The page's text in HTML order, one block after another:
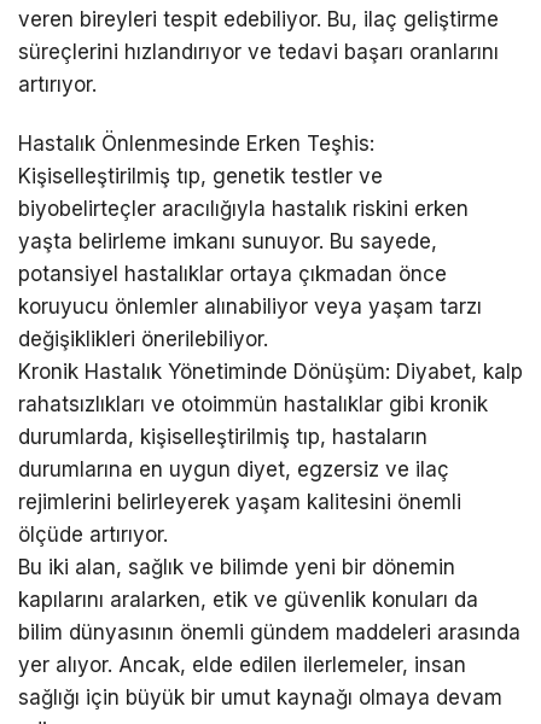
veren bireyleri tespit edebiliyor. Bu, ilaç geliştirme
süreçlerini hızlandırıyor ve tedavi başarı oranlarını
artırıyor.
Hastalık Önlenmesinde Erken Teşhis:
Kişiselleştirilmiş tıp, genetik testler ve
biyobelirteçler aracılığıyla hastalık riskini erken
yaşta belirleme imkanı sunuyor. Bu sayede,
potansiyel hastalıklar ortaya çıkmadan önce
koruyucu önlemler alınabiliyor veya yaşam tarzı
değişiklikleri önerilebiliyor.
Kronik Hastalık Yönetiminde Dönüşüm: Diyabet, kalp
rahatsızlıkları ve otoimmün hastalıklar gibi kronik
durumlarda, kişiselleştirilmiş tıp, hastaların
durumlarına en uygun diyet, egzersiz ve ilaç
rejimlerini belirleyerek yaşam kalitesini önemli
ölçüde artırıyor.
Bu iki alan, sağlık ve bilimde yeni bir dönemin
kapılarını aralarken, etik ve güvenlik konuları da
bilim dünyasının önemli gündem maddeleri arasında
yer alıyor. Ancak, elde edilen ilerlemeler, insan
sağlığı için büyük bir umut kaynağı olmaya devam